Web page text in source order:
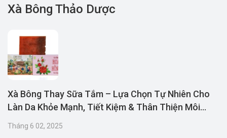
Xà Bông Thảo Dược
Xà Bông Thay Sữa Tắm – Lựa Chọn Tự Nhiên Cho
Làn Da Khỏe Mạnh, Tiết Kiệm & Thân Thiện Môi
Tháng 6 02, 2025